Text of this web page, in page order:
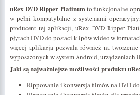
uRex DVD Ripper Platinumto funkcjonalne
w pełni kompatybilne z systemami
producent tej aplikacji, uRex DVD Ripper
płytach DVD do postaci klipów wideo w
więcej aplikacja pozwala również na
wyposażonych w system Android, urządzeniach
Jaki są najważniejsze możliwości produktu
Rippowanie i konwersja filmów na DVD